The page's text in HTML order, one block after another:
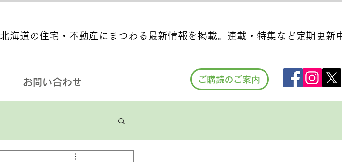
北海道の住宅・不動産にまつわる最新情報を掲載。連載・特集など定期更新
お問い合わせ ご購読のご案内